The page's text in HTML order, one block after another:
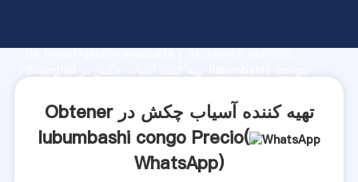
de investigación avanzada y excelente servicio,
clientes.
Obtener تهیه کننده آسیاب چکش در
lubumbashi congo Precio(
WhatsApp)